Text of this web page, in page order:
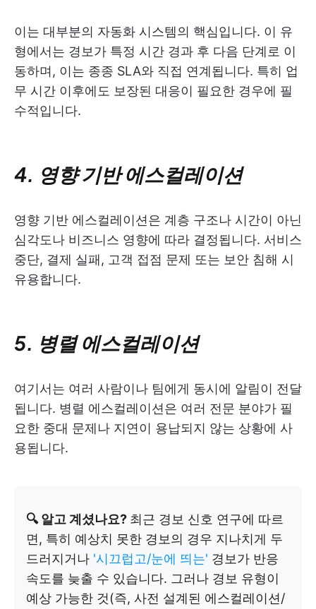
이는 대부분의 자동화 시스템의 핵심입니다. 이 유
형에서는 경보가 특정 시간 경과 후 다음 단계로 이
동하며, 이는 종종 SLA와 직접 연계됩니다. 특히 업
무 시간 이후에도 보장된 대응이 필요한 경우에 필
수적입니다.
4. 영향 기반 에스컬레이션
영향 기반 에스컬레이션은 계층 구조나 시간이 아닌
심각도나 비즈니스 영향에 따라 결정됩니다. 서비스
중단, 결제 실패, 고객 접점 문제 또는 보안 침해 시
유용합니다.
5. 병렬 에스컬레이션
여기서는 여러 사람이나 팀에게 동시에 알림이 전달
됩니다. 병렬 에스컬레이션은 여러 전문 분야가 필
요한 중대 문제나 지연이 용납되지 않는 상황에 사
용됩니다.
🔍 알고 계셨나요? 최근 경보 신호 연구에 따르
면, 특히 예상치 못한 경보의 경우 지나치게 두
드러지거나 '시끄럽고/눈에 띄는' 경보가 반응
속도를 늦출 수 있습니다. 그러나 경보 유형이
예상 가능한 것(즉, 사전 설계된 에스컬레이션/